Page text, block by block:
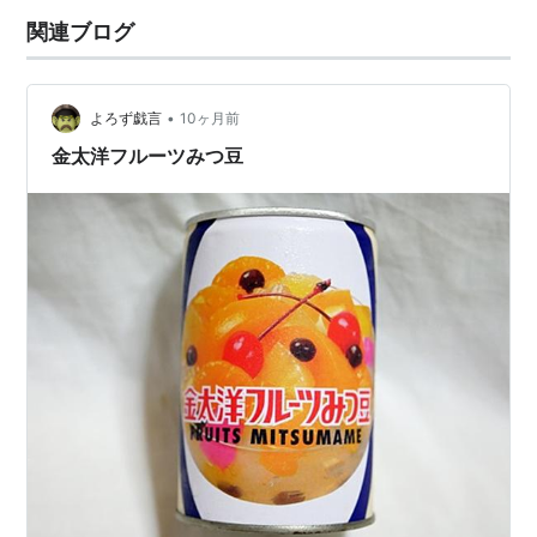
関連ブログ
よろず戯言 • 10ヶ月前
金太洋フルーツみつ豆